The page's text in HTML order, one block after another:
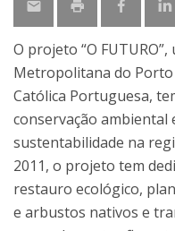
O projeto “O
Metropolitana do Porto
Católica Portuguesa,
conservação ambiental
sustentabilidade na
2011, o projeto tem
restauro ecológico,
e arbustos nativos e